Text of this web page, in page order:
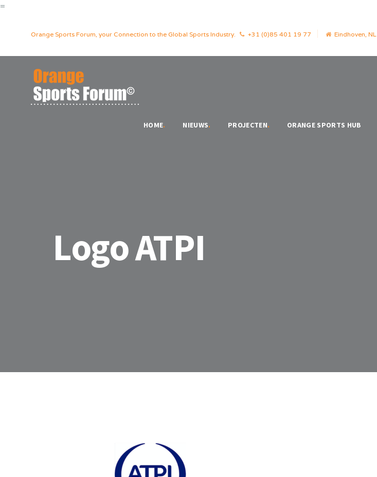
=
Orange Sports Forum, your Connection to the Global Sports Industry. +31 (0)85 401 19 77 Eindhoven, NL
HOME. NIEUWS. PROJECTEN. ORANGE SPORTS HUB
Logo ATPI